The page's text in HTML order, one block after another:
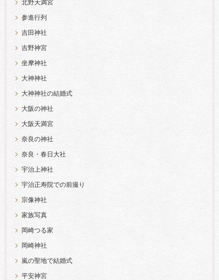
北野天満宮
参進行列
吉田神社
吉野神宮
坐摩神社
大神神社
大神神社の結婚式
大阪の神社
大阪天満宮
奈良の神社
奈良・春日大社
宇治上神社
宇治正寿院での前撮り
宗像神社
家族写真
岡崎つる家
岡崎神社
嵐の聖地で結婚式
平安神宮